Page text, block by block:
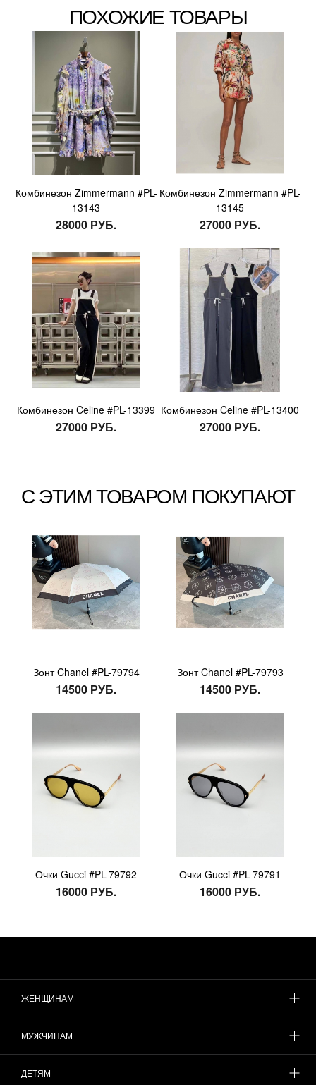
ПОХОЖИЕ ТОВАРЫ
Комбинезон Zimmermann #PL-
13143
28000 РУБ.
Комбинезон Zimmermann #PL-
13145
27000 РУБ.
Комбинезон Celine #PL-13399
27000 РУБ.
Комбинезон Celine #PL-13400
27000 РУБ.
С ЭТИМ ТОВАРОМ ПОКУПАЮТ
Зонт Chanel #PL-79794
14500 РУБ.
Зонт Chanel #PL-79793
14500 РУБ.
Очки Gucci #PL-79792
16000 РУБ.
Очки Gucci #PL-79791
16000 РУБ.
ЖЕНЩИНАМ
МУЖЧИНАМ
ДЕТЯМ